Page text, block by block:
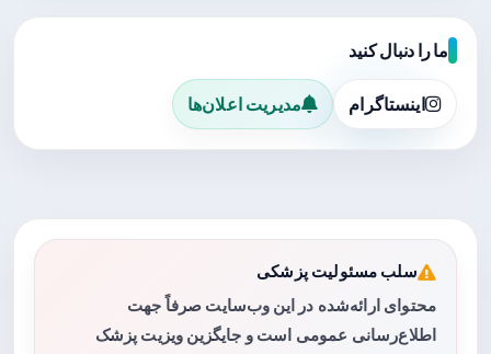
ما را دنبال کنید
اینستاگرام مدیریت اعلان‌ها
سلب مسئولیت پزشکی
محتوای ارائه‌شده در این وب‌سایت صرفاً جهت
اطلاع‌رسانی عمومی است و جایگزین ویزیت پزشک